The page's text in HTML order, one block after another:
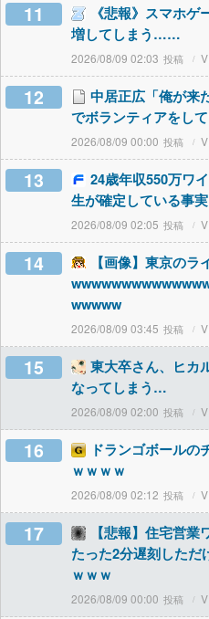
11
《悲報》スマホ
増してしまう……
2026/08/09 02:03
12
中居正広「俺が来
でボランティアをし
2026/08/09 00:00
13
24歳年収550万ワ
生が確定している事
2026/08/09 02:05
14
【画像】東京の
wwwww
2026/08/09 03:45
15
東大卒さん、ヒカ
なってしまう…
2026/08/09 02:00
16
ドランゴボールの
ｗｗｗｗ
2026/08/09 02:12
17
【悲報】住宅営
たった2分遅刻しただ
ｗｗｗ
2026/08/09 00:00